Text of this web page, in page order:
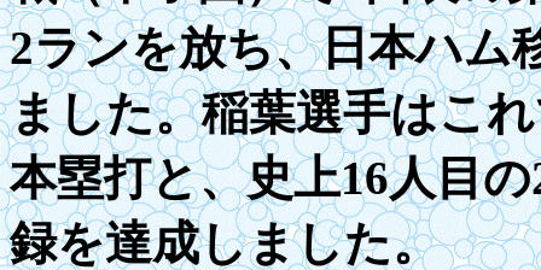
2ランを放ち、日本ハム
ました。稲葉選手はこ
本塁打と、史上16人目
録を達成しました。